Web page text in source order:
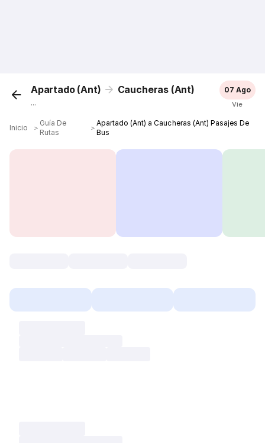
Apartado (Ant) Caucheras (Ant)
...
07 Ago
Vie
Inicio ＞
Guía De
Rutas
＞
Apartado (Ant) a Caucheras (Ant) Pasajes De
Bus